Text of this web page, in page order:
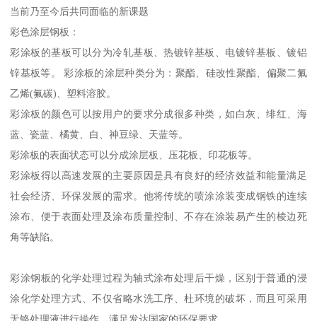
当前乃至今后共同面临的新课题
彩色涂层钢板：
彩涂板的基板可以分为冷轧基板、热镀锌基板、电镀锌基板、镀铝
锌基板等。 彩涂板的涂层种类分为：聚酯、硅改性聚酯、偏聚二氟
乙烯(氟碳)、塑料溶胶。
彩涂板的颜色可以按用户的要求分成很多种类，如白灰、绯红、海
蓝、瓷蓝、橘黄、白、神豆绿、天蓝等。
彩涂板的表面状态可以分成涂层板、压花板、印花板等。
彩涂板得以高速发展的主要原因是具有良好的经济效益和能量满足
社会经济、环保发展的需求。他将传统的喷涂涂装变成钢铁的连续
涂布、便于表面处理及涂布质量控制、不存在涂装易产生的棱边死
角等缺陷。
彩涂钢板的化学处理过程为轴式涂布处理后干燥，区别于普通的浸
涂化学处理方式、不仅省略水洗工序、杜环境的破坏，而且可采用